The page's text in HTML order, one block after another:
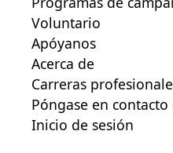
Voluntario
Apóyanos
Acerca de
Carreras
Póngase en
Inicio de sesión